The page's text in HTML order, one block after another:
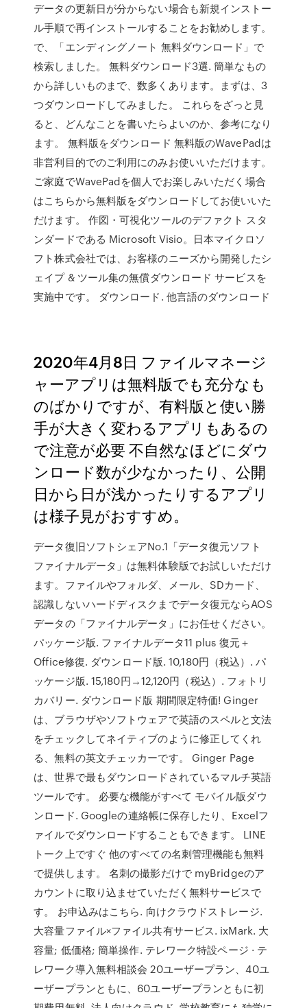
データの更新日が分からない場合も新規インストー
ル手順で再インストールすることをお勧めします。
で、「エンディングノート 無料ダウンロード」で
検索しました。 無料ダウンロード3選. 簡単なもの
から詳しいものまで、数多くあります。まずは、3
つダウンロードしてみました。 これらをざっと見
ると、どんなことを書いたらよいのか、参考になり
ます。 無料版をダウンロード 無料版のWavePadは
非営利目的でのご利用にのみお使いいただけます。
ご家庭でWavePadを個人でお楽しみいただく場合
はこちらから無料版をダウンロードしてお使いいた
だけます。 作図・可視化ツールのデファクト スタ
ンダードである Microsoft Visio。日本マイクロソ
フト株式会社では、お客様のニーズから開発したシ
ェイプ & ツール集の無償ダウンロード サービスを
実施中です。 ダウンロード. 他言語のダウンロード
2020年4月8日 ファイルマネージ
ャーアプリは無料版でも充分なも
のばかりですが、有料版と使い勝
手が大きく変わるアプリもあるの
で注意が必要 不自然なほどにダウ
ンロード数が少なかったり、公開
日から日が浅かったりするアプリ
は様子見がおすすめ。
データ復旧ソフトシェアNo.1「データ復元ソフト
ファイナルデータ」は無料体験版でお試しいただけ
ます。ファイルやフォルダ、メール、SDカード、
認識しないハードディスクまでデータ復元ならAOS
データの「ファイナルデータ」にお任せください。
パッケージ版. ファイナルデータ11 plus 復元＋
Office修復. ダウンロード版. 10,180円（税込）. パ
ッケージ版. 15,180円→12,120円（税込）. フォトリ
カバリー. ダウンロード版 期間限定特価! Ginger
は、ブラウザやソフトウェアで英語のスペルと文法
をチェックしてネイティブのように修正してくれ
る、無料の英文チェッカーです。 Ginger Page
は、世界で最もダウンロードされているマルチ英語
ツールです。 必要な機能がすべて モバイル版ダウ
ンロード. Googleの連絡帳に保存したり、Excelフ
ァイルでダウンロードすることもできます。 LINE
トーク上ですぐ 他のすべての名刺管理機能も無料
で提供します。 名刺の撮影だけで myBridgeのア
カウントに取り込ませていただく無料サービスで
す。 お申込みはこちら. 向けクラウドストレージ.
大容量ファイル×ファイル共有サービス. ixMark. 大
容量; 低価格; 簡単操作. テレワーク特設ページ · テ
レワーク導入無料相談会 20ユーザープラン、40ユ
ーザープランともに、60ユーザープランともに初